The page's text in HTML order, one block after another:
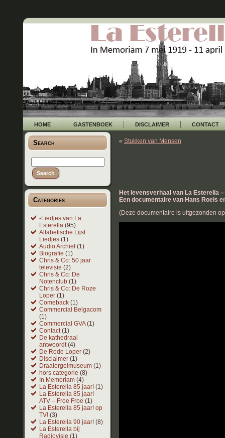
HOME GASTENBOEK DISCLAIMER CONTACT
Search
Categories
-Liedjes van La
Esterella (95)
Alfabetische Lijst
Liedjes (1)
Audio Archief(1)
Biografie (1)
Chris & Co: 50 jaar
televisie (2)
Chris & Co: De
Notenclub (1)
Chris & Co: De Roze
Loper (1)
Comeback (1)
Commercial Belgacom
(1)
Commercial GVA(1)
Contact(1)
De kathedraal
antwoordt(4)
De Rode Loper (2)
Disclaimer (1)
Draaiorgelmuseum (1)
hors categorie (8)
In Memoriam (4)
La Esterella 85 jaar! (1)
La Esterella 85 jaar!
ATV – Froe Froe (1)
La Esterella 85 jaar! op
TV! (3)
La Esterella 90 jaar! (8)
La Esterella bij
Radiovisie (1)
« Stukken van Mensen
Het levensverhaal van La Esterella
Een documentaire van Hans Roels
(Deze documentaire is uitgezonden